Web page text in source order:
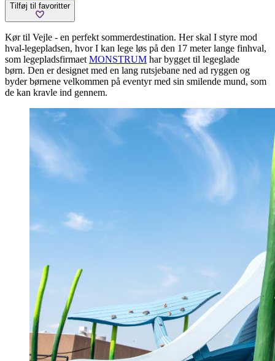
Tilføj til favoritter
Kør til Vejle - en perfekt sommerdestination. Her skal I styre mod
hval-legepladsen, hvor I kan lege løs på den 17 meter lange finhval,
som legepladsfirmaet MONSTRUM har bygget til legeglade
børn. Den er designet med en lang rutsjebane ned ad ryggen og
byder børnene velkommen på eventyr med sin smilende mund, som
de kan kravle ind gennem.